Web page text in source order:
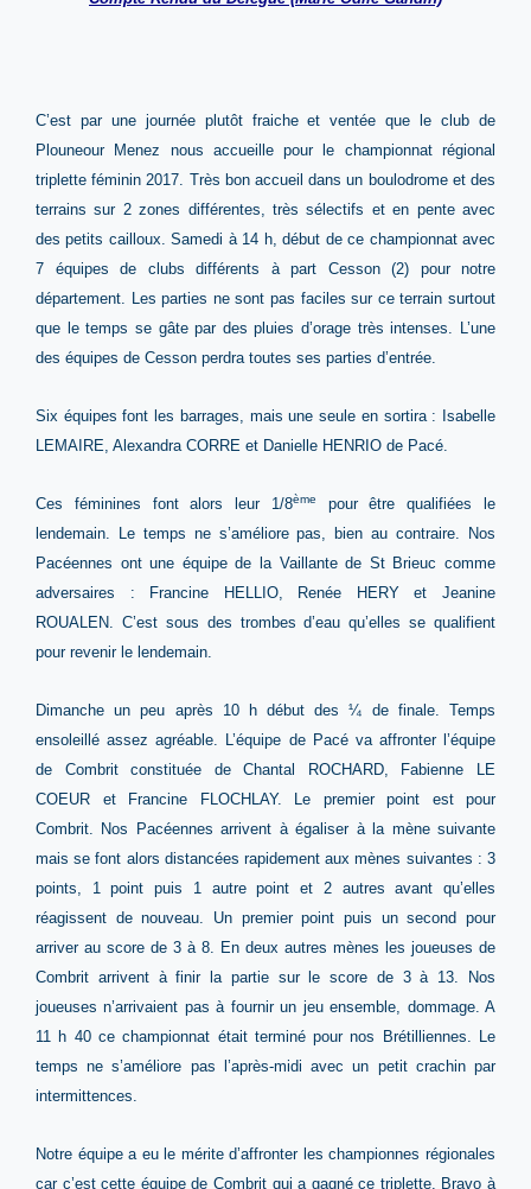
C’est par une journée plutôt fraiche et ventée que le club de
Plouneour Menez nous accueille pour le championnat régional
triplette féminin 2017. Très bon accueil dans un boulodrome et des
terrains sur 2 zones différentes, très sélectifs et en pente avec
des petits cailloux. Samedi à 14 h, début de ce championnat avec
7 équipes de clubs différents à part Cesson (2) pour notre
département. Les parties ne sont pas faciles sur ce terrain surtout
que le temps se gâte par des pluies d’orage très intenses. L’une
des équipes de Cesson perdra toutes ses parties d’entrée.
Six équipes font les barrages, mais une seule en sortira : Isabelle
LEMAIRE, Alexandra CORRE et Danielle HENRIO de Pacé.
Ces féminines font alors leur 1/8ème
pour être qualifiées le
lendemain. Le temps ne s’améliore pas, bien au contraire. Nos
Pacéennes ont une équipe de la Vaillante de St Brieuc comme
adversaires : Francine HELLIO, Renée HERY et Jeanine
ROUALEN. C’est sous des trombes d’eau qu’elles se qualifient
pour revenir le lendemain.
Dimanche un peu après 10 h début des ¼ de finale. Temps
ensoleillé assez agréable. L’équipe de Pacé va affronter l’équipe
de Combrit constituée de Chantal ROCHARD, Fabienne LE
COEUR et Francine FLOCHLAY. Le premier point est pour
Combrit. Nos Pacéennes arrivent à égaliser à la mène suivante
mais se font alors distancées rapidement aux mènes suivantes : 3
points, 1 point puis 1 autre point et 2 autres avant qu’elles
réagissent de nouveau. Un premier point puis un second pour
arriver au score de 3 à 8. En deux autres mènes les joueuses de
Combrit arrivent à finir la partie sur le score de 3 à 13. Nos
joueuses n’arrivaient pas à fournir un jeu ensemble, dommage. A
11 h 40 ce championnat était terminé pour nos Brétilliennes. Le
temps ne s’améliore pas l’après-midi avec un petit crachin par
intermittences.
Notre équipe a eu le mérite d’affronter les championnes régionales
car c’est cette équipe de Combrit qui a gagné ce triplette. Bravo à